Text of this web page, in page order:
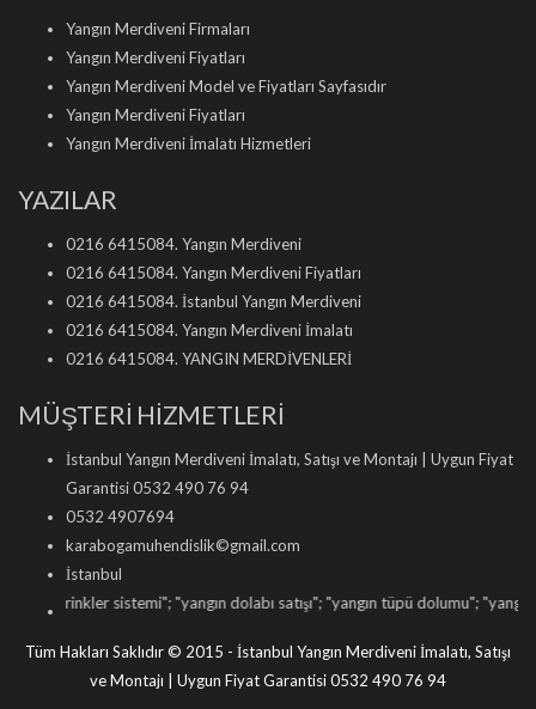
Yangın Merdiveni Firmaları
Yangın Merdiveni Fiyatları
Yangın Merdiveni Model ve Fiyatları Sayfasıdır
Yangın Merdiveni Fiyatları
Yangın Merdiveni İmalatı Hizmetleri
YAZILAR
0216 6415084. Yangın Merdiveni
0216 6415084. Yangın Merdiveni Fiyatları
0216 6415084. İstanbul Yangın Merdiveni
0216 6415084. Yangın Merdiveni İmalatı
0216 6415084. YANGIN MERDİVENLERİ
MÜŞTERİ HİZMETLERİ
İstanbul Yangın Merdiveni İmalatı, Satışı ve Montajı | Uygun Fiyat
Garantisi 0532 490 76 94
0532 4907694
karabogamuhendislik©gmail.com
İstanbul
sistemi"; "yangın dolabı satışı "; "yangın tüpü dolumu"; "yangın kapısı
Tüm Hakları Saklıdır © 2015 - İstanbul Yangın Merdiveni İmalatı, Satışı
ve Montajı | Uygun Fiyat Garantisi 0532 490 76 94